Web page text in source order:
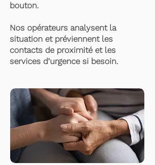
bouton.
Nos opérateurs analysent la
situation et préviennent les
contacts de proximité et les
services d’urgence si besoin.